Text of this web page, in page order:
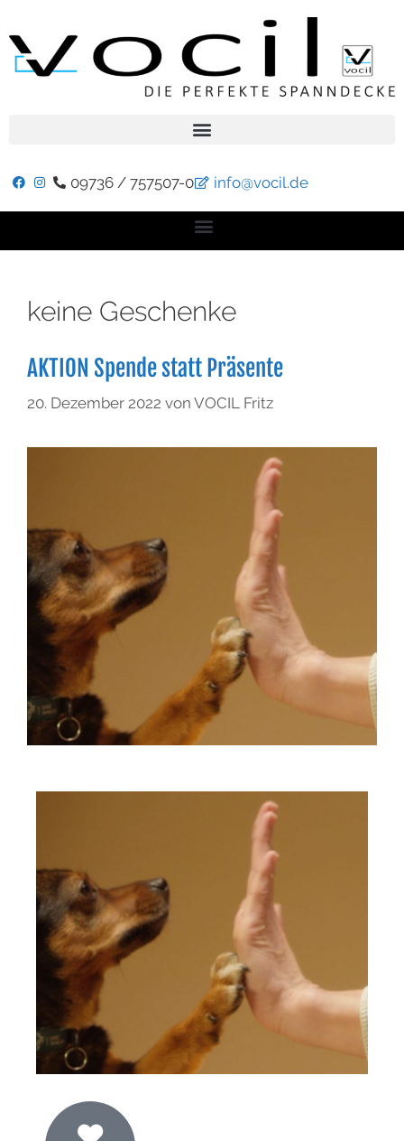
09736 / 757507-0 info@vocil.de
keine Geschenke
AKTION Spende statt Präsente
20. Dezember 2022 von VOCIL Fritz